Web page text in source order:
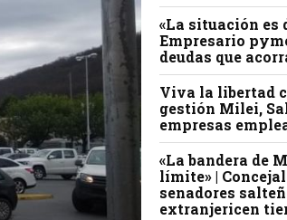
«La situación es
Empresario
deudas que
Viva la libertad
gestión Milei,
empresas
«La bandera de
límite» |
senadores
extranjericen